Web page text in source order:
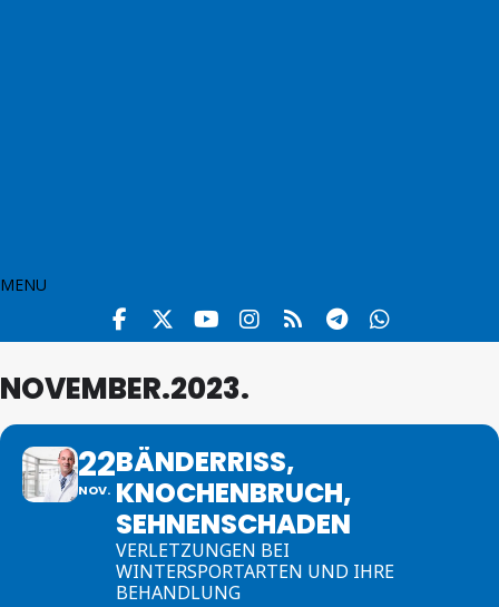
MENU
NOVEMBER.2023.
22
NOV.
BÄNDERRISS,
KNOCHENBRUCH,
SEHNENSCHADEN
VERLETZUNGEN BEI
WINTERSPORTARTEN UND IHRE
BEHANDLUNG